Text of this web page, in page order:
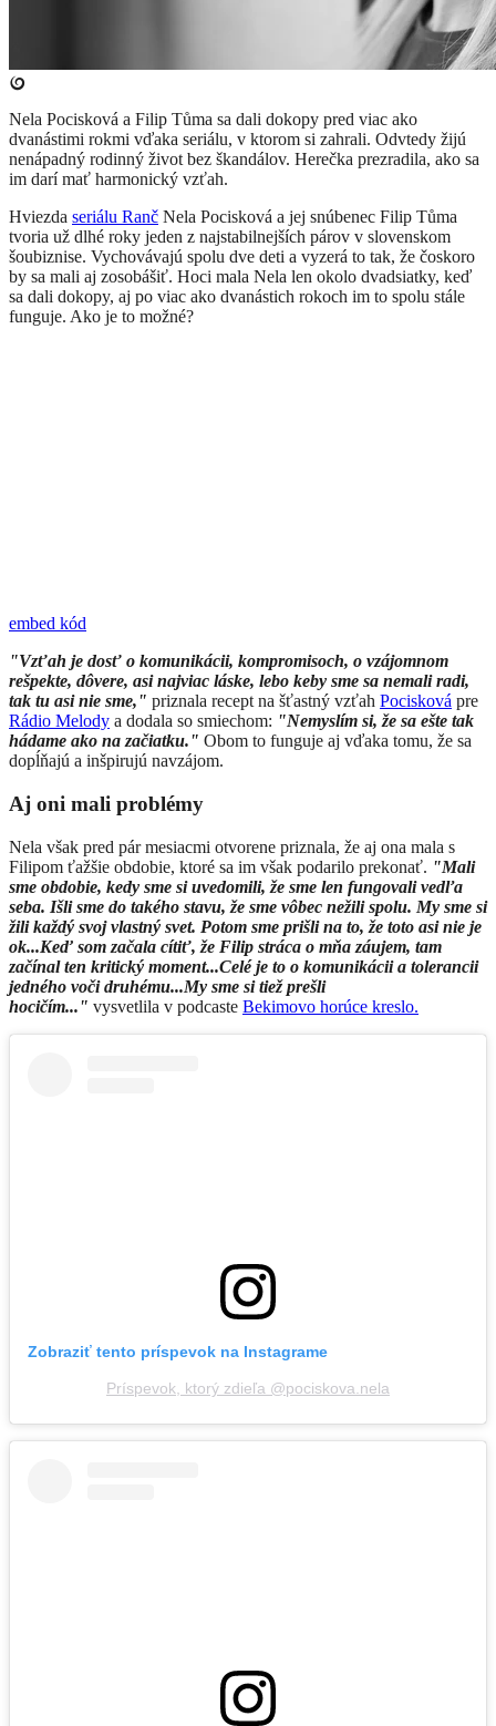
Nela Pocisková a Filip Tůma sa dali dokopy pred viac ako
dvanástimi rokmi vďaka seriálu, v ktorom si zahrali. Odvtedy žijú
nenápadný rodinný život bez škandálov. Herečka prezradila, ako sa
im darí mať harmonický vzťah.
Hviezda seriálu Ranč Nela Pocisková a jej snúbenec Filip Tůma
tvoria už dlhé roky jeden z najstabilnejších párov v slovenskom
šoubiznise. Vychovávajú spolu dve deti a vyzerá to tak, že čoskoro
by sa mali aj zosobášiť. Hoci mala Nela len okolo dvadsiatky, keď
sa dali dokopy, aj po viac ako dvanástich rokoch im to spolu stále
funguje. Ako je to možné?
embed kód
"Vzťah je dosť o komunikácii, kompromisoch, o vzájomnom
rešpekte, dôvere, asi najviac láske, lebo keby sme sa nemali radi,
tak tu asi nie sme," priznala recept na šťastný vzťah Pocisková pre
Rádio Melody a dodala so smiechom: "Nemyslím si, že sa ešte tak
hádame ako na začiatku." Obom to funguje aj vďaka tomu, že sa
dopĺňajú a inšpirujú navzájom.
Aj oni mali problémy
Nela však pred pár mesiacmi otvorene priznala, že aj ona mala s
Filipom ťažšie obdobie, ktoré sa im však podarilo prekonať. "Mali
sme obdobie, kedy sme si uvedomili, že sme len fungovali vedľa
seba. Išli sme do takého stavu, že sme vôbec nežili spolu. My sme si
žili každý svoj vlastný svet. Potom sme prišli na to, že toto asi nie je
ok...Keď som začala cítiť, že Filip stráca o mňa záujem, tam
začínal ten kritický moment...Celé je to o komunikácii a tolerancii
jedného voči druhému...My sme si tiež prešli
hocičím..." vysvetlila v podcaste Bekimovo horúce kreslo.
Zobraziť tento príspevok na Instagrame
Príspevok, ktorý zdieľa @pociskova.nela